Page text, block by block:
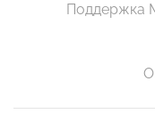
Поддержка